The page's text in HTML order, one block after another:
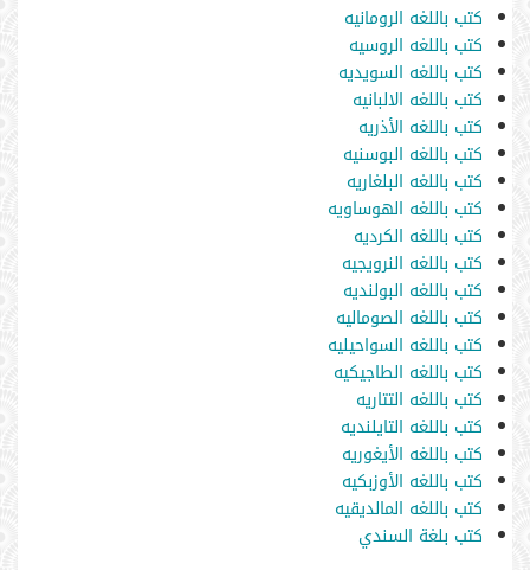
كتب باللغه الرومانيه
كتب باللغه الروسيه
كتب باللغه السويديه
كتب باللغه الالبانيه
كتب باللغه الأذريه
كتب باللغه البوسنيه
كتب باللغه البلغاريه
كتب باللغه الهوساويه
كتب باللغه الكرديه
كتب باللغه النرويجيه
كتب باللغه البولنديه
كتب باللغه الصوماليه
كتب باللغه السواحيليه
كتب باللغه الطاجيكيه
كتب باللغه التتاريه
كتب باللغه التايلنديه
كتب باللغه الأيغوريه
كتب باللغه الأوزبكيه
كتب باللغه المالديقيه
كتب بلغة السندي